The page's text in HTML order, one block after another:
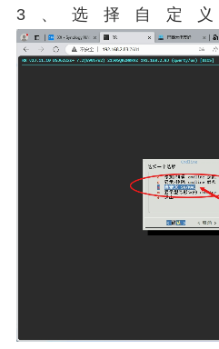
3、选择自定义